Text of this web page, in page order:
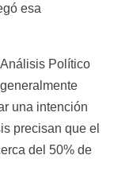
esa
Político
una intención
precisan que el
del 50% de